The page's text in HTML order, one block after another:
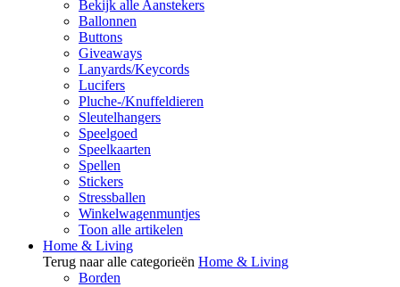
Bekijk alle Aanstekers
Ballonnen
Buttons
Giveaways
Lanyards/Keycords
Lucifers
Pluche-/Knuffeldieren
Sleutelhangers
Speelgoed
Speelkaarten
Spellen
Stickers
Stressballen
Winkelwagenmuntjes
Toon alle artikelen
Home & Living
Terug naar alle categorieën Home & Living
Borden